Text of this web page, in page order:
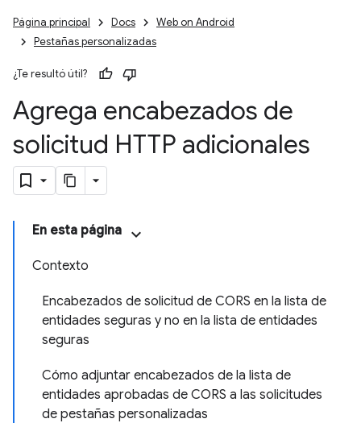
Página principal Docs
Web on Android
Pestañas personalizadas
¿Te resultó útil?
Agrega encabezados de
solicitud HTTP adicionales
En esta página
Contexto
Encabezados de solicitud de CORS en la lista de
entidades seguras y no en la lista de entidades
seguras
Cómo adjuntar encabezados de la lista de
entidades aprobadas de CORS a las solicitudes
de pestañas personalizadas